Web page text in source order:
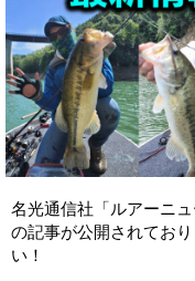
名光通信社「ルアーニ
の記事が公開されてお
い！